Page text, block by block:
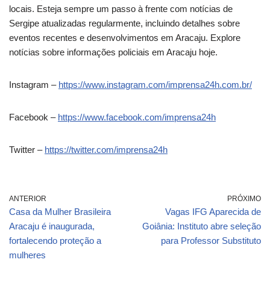
locais. Esteja sempre um passo à frente com notícias de
Sergipe atualizadas regularmente, incluindo detalhes sobre
eventos recentes e desenvolvimentos em Aracaju. Explore
notícias sobre informações policiais em Aracaju hoje.
Instagram – https://www.instagram.com/imprensa24h.com.br/
Facebook – https://www.facebook.com/imprensa24h
Twitter – https://twitter.com/imprensa24h
ANTERIOR
Casa da Mulher Brasileira
Aracaju é inaugurada,
fortalecendo proteção a
mulheres
PRÓXIMO
Vagas IFG Aparecida de
Goiânia: Instituto abre seleção
para Professor Substituto